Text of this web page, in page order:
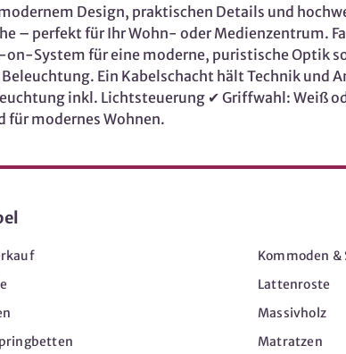
Design, praktischen Details und
– perfekt für Ihr Wohn- oder Medienzentrum.
System für eine moderne, puristische Optik
Ein Kabelschacht hält Technik und
inkl. Lichtsteuerung ✔ Griffwahl: Weiß
modernes Wohnen.
Kommoden &
Lattenroste
Massivholz
Matratzen